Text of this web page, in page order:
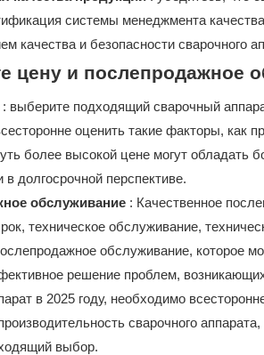
системы менеджмента
качества и безопасности сварочного
цену и послепродажное
: выберите подходящий сварочный
оценить такие факторы, как
более высокой цене могут обладать
долгосрочной перспективе.
обслуживание: Качественное
техническое обслуживание,
обслуживание, которое
решение проблем,
в 2025 году, необходимо
сварочного
выбор.